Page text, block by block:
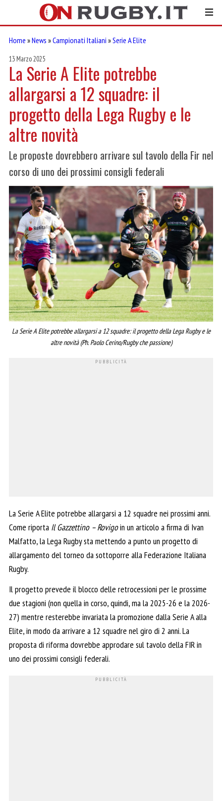
Home »News »Campionati Italiani »Serie A Elite
13 Marzo 2025
La Serie A Elite potrebbe
allargarsi a 12 squadre: il
progetto della Lega Rugby e le
altre novità
Le proposte dovrebbero arrivare sul tavolo della Fir nel
corso di uno dei prossimi consigli federali
La Serie A Elite potrebbe allargarsi a 12 squadre: il progetto della Lega Rugby e le
altre novità (Ph. Paolo Cerino/Rugby che passione)
La Serie A Elite potrebbe allargarsi a 12 squadre nei prossimi anni.
Come riporta Il Gazzettino – Rovigoin un articolo a firma di Ivan
Malfatto, la Lega Rugby sta mettendo a punto un progetto di
allargamento del torneo da sottoporre alla Federazione Italiana
Rugby.
Il progetto prevede il blocco delle retrocessioni per le prossime
due stagioni (non quella in corso, quindi, ma la 2025-26 e la 2026-
27) mentre resterebbe invariata la promozione dalla Serie A alla
Elite, in modo da arrivare a 12 squadre nel giro di 2 anni. La
proposta di riforma dovrebbe approdare sul tavolo della FIR in
uno dei prossimi consigli federali.